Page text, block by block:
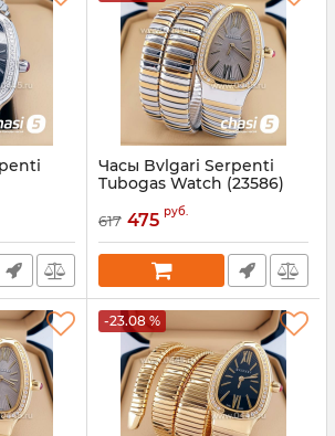
Часы Bvlgari Serpenti
Tubogas Watch (23586)
23586
617 475 руб.
-23.08 %